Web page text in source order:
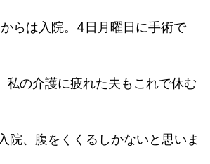
らは入院。4日月曜日に手術で
私の介護に疲れた夫もこれで休む
院、腹をくくるしかないと思いま